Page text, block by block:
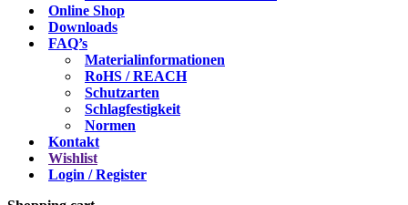
Online Shop
Downloads
FAQ’s
Materialinformationen
RoHS / REACH
Schutzarten
Schlagfestigkeit
Normen
Kontakt
Wishlist
Login / Register